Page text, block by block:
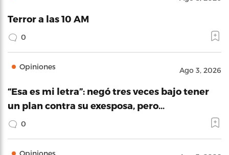
Terror a las 10 AM
0
Opiniones Ago 3, 2026
“Esa es mi letra”: negó tres veces bajo tener
un plan contra su exesposa, pero…
0
Opiniones